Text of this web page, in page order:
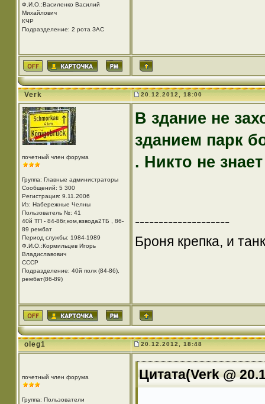
Ф.И.О.:Василенко Василий
Михайлович
КЧР
Подразделение: 2 рота ЗАС
Verk 20.12.2012, 18:00
почетный член форума
Группа: Главные администраторы
Сообщений: 5 300
Регистрация: 9.11.2006
Из: Набережные Челны
Пользователь №: 41
40й ТП - 84-86г,ком,взвода2ТБ , 86-
89 рембат
Период службы: 1984-1989
Ф.И.О.:Кормильцев Игорь
Владиславович
СССР
Подразделение: 40й полк (84-86),
рембат(86-89)
В здание не
зданием парк
. Никто не
--------------------
Броня крепка, и
oleg1 20.12.2012, 18:48
почетный член форума
Группа: Пользователи
Цитата(Verk @